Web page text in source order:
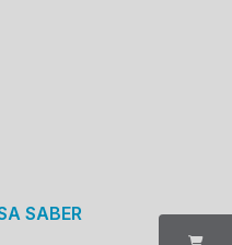
SABER